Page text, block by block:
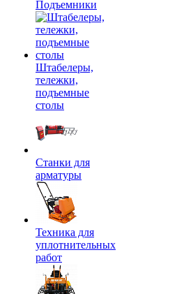
Подъемники
Штабелеры,
тележки,
подъемные
столы
Станки для
арматуры
Техника для
уплотнительных
работ